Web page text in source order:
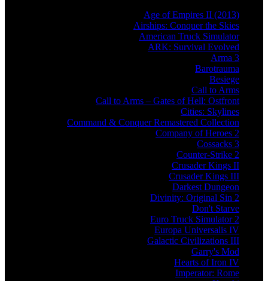
Age of Empires II (2013)
Airships: Conquer the Skies
American Truck Simulator
ARK: Survival Evolved
Arma 3
Barotrauma
Besiege
Call to Arms
Call to Arms – Gates of Hell: Ostfront
Cities: Skylines
Command & Conquer Remastered Collection
Company of Heroes 2
Cossacks 3
Counter-Strike 2
Crusader Kings II
Crusader Kings III
Darkest Dungeon
Divinity: Original Sin 2
Don't Starve
Euro Truck Simulator 2
Europa Universalis IV
Galactic Civilizations III
Garry's Mod
Hearts of Iron IV
Imperator: Rome